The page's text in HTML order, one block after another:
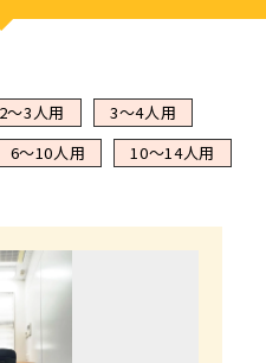
2～3人用
3～4人用
6～10人用 10～14人用